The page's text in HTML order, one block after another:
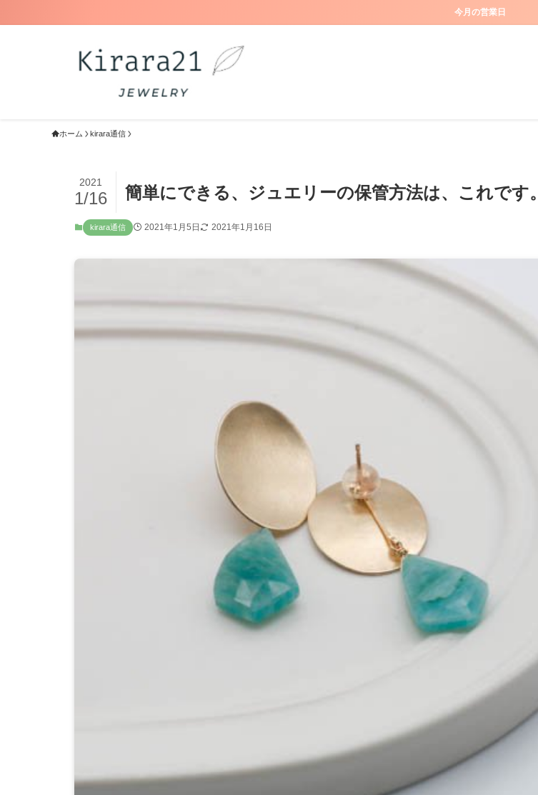
今月の営業日
ホーム kirara通信
簡単にできる、ジュエリーの保管方法は、これです。
2021
1/16
kirara通信 2021年1月5日 2021年1月16日